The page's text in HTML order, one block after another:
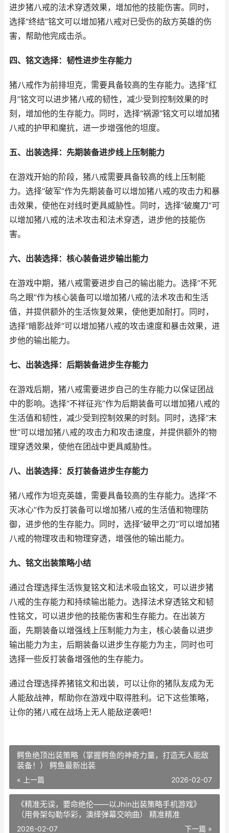
进步猪八戒的法术穿透效果，增加他的技能伤害。同时，
选择“终结”铭文可以增加猪八戒对已受伤的敌方英雄的伤
害，帮助他完成击杀。
四、铭文选择：韧性进步生存能力
猪八戒作为前排坦克，需要具备较高的生存能力。选择“红
月”铭文可以进步猪八戒的韧性，减少受到控制效果的时
刻，增加他的生存能力。同时，选择“祸源”铭文可以增加猪
八戒的护甲和魔抗，进一步增强他的坦度。
五、出装选择：先期装备进步线上压制能力
在游戏开始的阶段，猪八戒需要具备较高的线上压制能
力。选择“破军”作为先期装备可以增加猪八戒的攻击力和暴
击效果，使他在对线时更具威胁性。同时，选择“破魔刀”可
以增加猪八戒的法术攻击和法术穿透，进步他的技能伤
害。
六、出装选择：核心装备进步输出能力
在游戏中期，猪八戒需要进步自己的输出能力。选择“不死
鸟之眼”作为核心装备可以增加猪八戒的法术攻击和生活
值，并提供额外的生活恢复效果，使他更加耐打。同时，
选择“暗影战斧”可以增加猪八戒的攻击速度和暴击效果，进
步他的输出能力。
七、出装选择：后期装备进步生存能力
在游戏后期，猪八戒需要进步自己的生存能力以保证团战
中的影响。选择“不祥征兆”作为后期装备可以增加猪八戒的
生活值和韧性，减少受到控制效果的时刻。同时，选择“末
世”可以增加猪八戒的攻击力和攻击速度，并提供额外的物
理穿透效果，使他在团战中更具威胁性。
八、出装选择：反打装备进步生存能力
猪八戒作为坦克英雄，需要具备较高的生存能力。选择“不
灭冰心”作为反打装备可以增加猪八戒的生活值和物理防
御，进步他的生存能力。同时，选择“破甲之刃”可以增加猪
八戒的物理攻击和物理穿透，增强他的输出能力。
九、铭文出装策略小结
通过合理选择生活恢复铭文和法术吸血铭文，可以进步猪
八戒的生存能力和持续输出能力。选择法术穿透铭文和韧
性铭文，可以进步他的技能伤害和生存能力。在出装方
面，先期装备以增强线上压制能力为主，核心装备以进步
输出能力为主，后期装备以进步生存能力为主，同时也可
选择一些反打装备增强他的生存能力。
通过合理选择养猪铭文和出装，可以让你的猪队友成为无
人能敌战神，帮助你在游戏中取得胜利。记下这些策略，
让你的猪八戒在战场上无人能敌逆袭吧！
鳄鱼绝顶出装策略（掌握鳄鱼的神奇力量，打造无人能敌
装备！） 鳄鱼最新出装
« 上一篇 2026-02-07
《精准无误，要命绝伦——以Jhin出装策略手机游戏》
（用骨架勾勒华彩，演绎弹幕交响曲） 精准精准
下一篇 »
2026-02-07